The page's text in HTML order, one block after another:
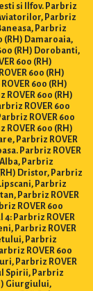
si Ilfov. Parbriz
Aviatorilor, Parbriz
Parbriz
(RH) Damaroaia,
(RH) Dorobanti,
600 (RH)
600 (RH)
600 (RH)
600 (RH)
ROVER 600
ROVER 600
ROVER 600 (RH)
Parbriz ROVER
Parbriz ROVER
Parbriz
Dristor, Parbriz
Parbriz
Parbriz ROVER
ROVER 600
Parbriz ROVER
Parbriz ROVER
Parbriz
ROVER 600
Parbriz ROVER
Spirii, Parbriz
Giurgiului,